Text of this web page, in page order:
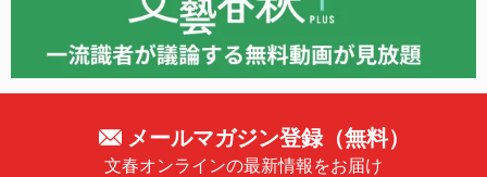
メールマガジン登録（無料）
文春オンラインの最新情報をお届け